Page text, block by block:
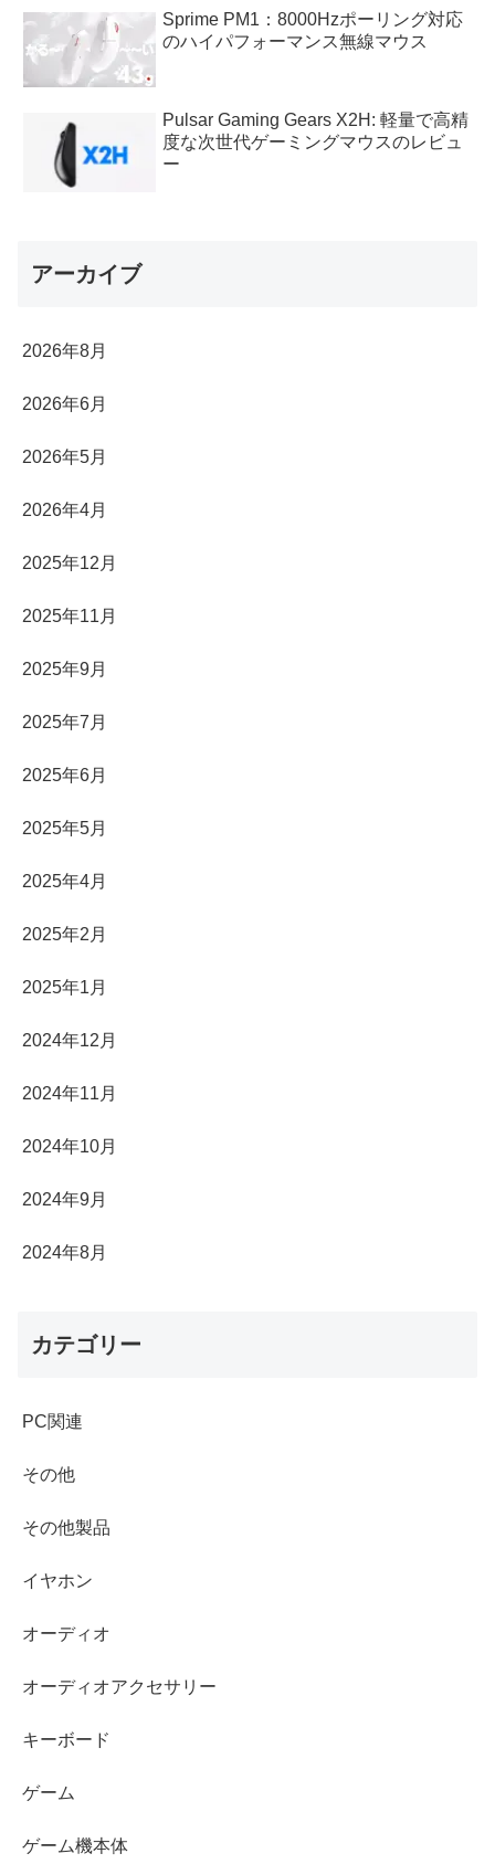
Sprime PM1：8000Hzポーリング対応
のハイパフォーマンス無線マウス
Pulsar Gaming Gears X2H: 軽量で高精
度な次世代ゲーミングマウスのレビュ
ー
アーカイブ
2026年8月
2026年6月
2026年5月
2026年4月
2025年12月
2025年11月
2025年9月
2025年7月
2025年6月
2025年5月
2025年4月
2025年2月
2025年1月
2024年12月
2024年11月
2024年10月
2024年9月
2024年8月
カテゴリー
PC関連
その他
その他製品
イヤホン
オーディオ
オーディオアクセサリー
キーボード
ゲーム
ゲーム機本体